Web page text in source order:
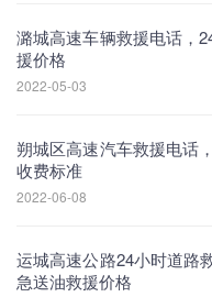
潞城高速车辆救援电话，
援价格
2022-05-03
朔城区高速汽车救援电话
收费标准
2022-06-08
运城高速公路24小时道路
急送油救援价格